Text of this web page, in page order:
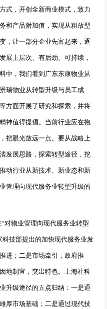
式，开创全新商业模式，致力
和产品附加值，实现从粗放型
，让一部分企业先富起来，逐
展上层次、有后劲、可持续，
中，我们看到广东东康物业从
瑞物业从转型升级与员工成
方面开展了研究和探索，并将
神值得提倡。当前行业应在抱
把眼光放远一点。要从战略上
发展思路，探索转型途径，挖
动行业从新技术、新业态和新
管理向现代服务业转型升级的
对物业管理向现代服务业转型
技部提出的加快现代服务业发
进；二是市场牵引，政府推
地制宜，突出特色。 上海社科
升级途径的五点归纳：一是通
厚市场基础；二是通过现代技